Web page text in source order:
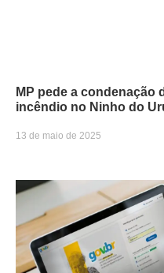
MP pede a condenação
incêndio no Ninho do
13 de maio de 2025